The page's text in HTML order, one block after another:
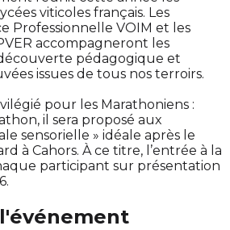
viticoles français. Les
Professionnelle VOIM et les
accompagneront les
pédagogique et
issues de tous nos terroirs.
pour les Marathoniens :
il sera proposé aux
sensorielle » idéale après le
à Cahors. À ce titre, l’entrée à la
participant sur présentation